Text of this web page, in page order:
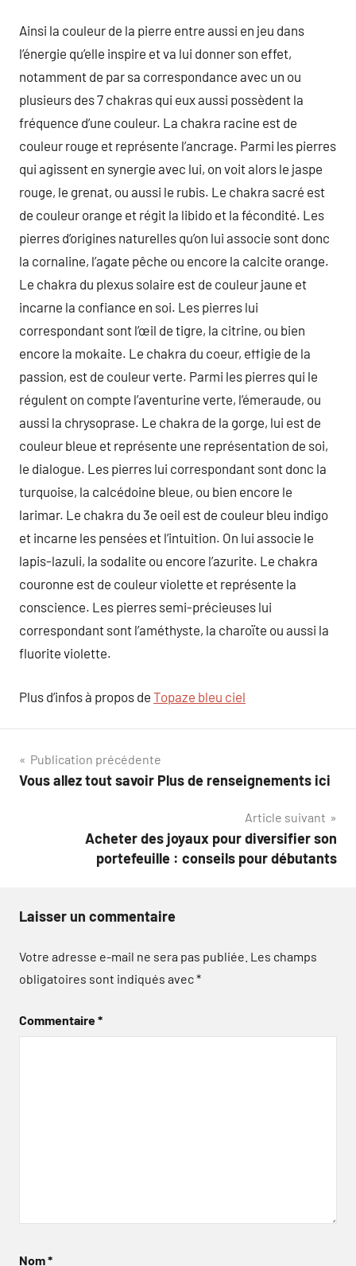
Ainsi la couleur de la pierre entre aussi en jeu dans
l’énergie qu’elle inspire et va lui donner son effet,
notamment de par sa correspondance avec un ou
plusieurs des 7 chakras qui eux aussi possèdent la
fréquence d’une couleur. La chakra racine est de
couleur rouge et représente l’ancrage. Parmi les pierres
qui agissent en synergie avec lui, on voit alors le jaspe
rouge, le grenat, ou aussi le rubis. Le chakra sacré est
de couleur orange et régit la libido et la fécondité. Les
pierres d’origines naturelles qu’on lui associe sont donc
la cornaline, l’agate pêche ou encore la calcite orange.
Le chakra du plexus solaire est de couleur jaune et
incarne la confiance en soi. Les pierres lui
correspondant sont l’œil de tigre, la citrine, ou bien
encore la mokaite. Le chakra du coeur, effigie de la
passion, est de couleur verte. Parmi les pierres qui le
régulent on compte l’aventurine verte, l’émeraude, ou
aussi la chrysoprase. Le chakra de la gorge, lui est de
couleur bleue et représente une représentation de soi,
le dialogue. Les pierres lui correspondant sont donc la
turquoise, la calcédoine bleue, ou bien encore le
larimar. Le chakra du 3e oeil est de couleur bleu indigo
et incarne les pensées et l’intuition. On lui associe le
lapis-lazuli, la sodalite ou encore l’azurite. Le chakra
couronne est de couleur violette et représente la
conscience. Les pierres semi-précieuses lui
correspondant sont l’améthyste, la charoïte ou aussi la
fluorite violette.
Plus d’infos à propos de Topaze bleu ciel
Navigation
de
Publication précédente
Vous allez tout savoir Plus de renseignements ici
Article suivant
Acheter des joyaux pour diversifier son
portefeuille : conseils pour débutants
Laisser un commentaire
Votre adresse e-mail ne sera pas publiée. Les champs
obligatoires sont indiqués avec*
Commentaire*
Nom*